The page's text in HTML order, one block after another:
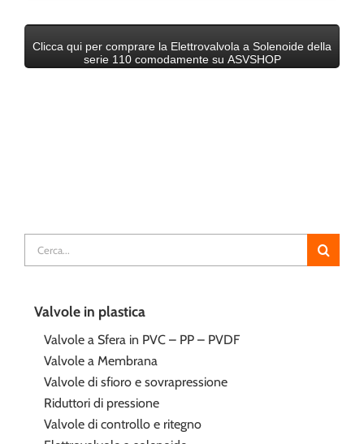
Clicca qui per comprare la Elettrovalvola a Solenoide della
serie 110 comodamente su ASVSHOP
per:
Valvole in plastica
Valvole a Sfera in PVC – PP – PVDF
Valvole a Membrana
Valvole di sfioro e sovrapressione
Riduttori di pressione
Valvole di controllo e ritegno